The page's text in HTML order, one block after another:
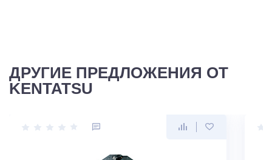
ДРУГИЕ ПРЕДЛОЖЕНИЯ ОТ
KENTATSU